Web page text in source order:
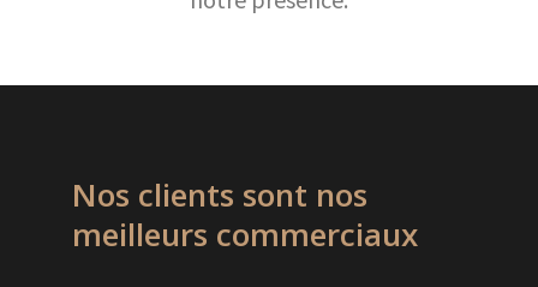
Nos clients sont nos
meilleurs commerciaux